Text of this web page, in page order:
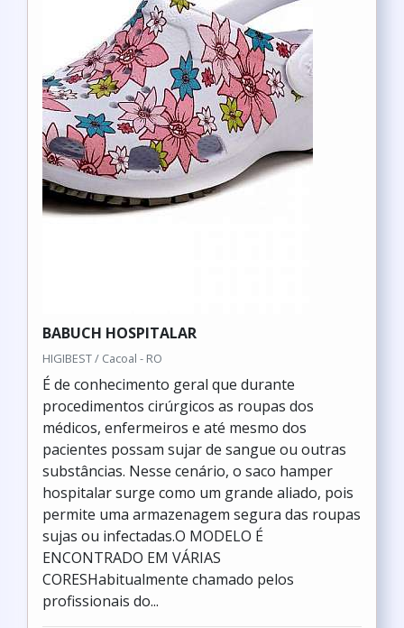
BABUCH HOSPITALAR
HIGIBEST / Cacoal - RO
É de conhecimento geral que durante
procedimentos cirúrgicos as roupas dos
médicos, enfermeiros e até mesmo dos
pacientes possam sujar de sangue ou outras
substâncias. Nesse cenário, o saco hamper
hospitalar surge como um grande aliado, pois
permite uma armazenagem segura das roupas
sujas ou infectadas.O MODELO É
ENCONTRADO EM VÁRIAS
CORESHabitualmente chamado pelos
profissionais do...